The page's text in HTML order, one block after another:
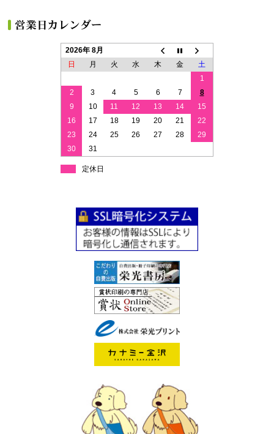
2026年 8月
日
月 火 水 木 金
土
1
2
3 4 5 6 7
8
9
10 11 12 13 14
15
16
17 18 19 20 21
22
23
24 25 26 27 28
29
30
31
定休日